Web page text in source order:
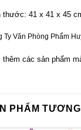
thước: 41 x 41 x 45
Ty Văn Phòng Phẩm
thêm các sản phẩm
PHẨM